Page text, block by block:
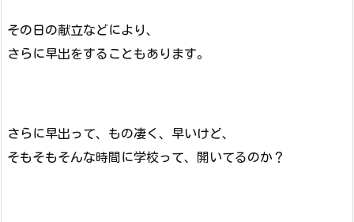
その日の献立などにより、
さらに早出をすることもあります。
さらに早出って、もの凄く、早いけど、
そもそもそんな時間に学校って、開いてるのか？